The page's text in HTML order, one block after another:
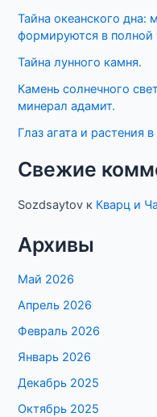
Тайна океанского дна:
формируются в полной
Тайна лунного камня.
Камень солнечного
минерал адамит.
Глаз агата и растения
Свежие
Sozdsaytov к Кварц и
Архивы
Май 2026
Апрель 2026
Февраль 2026
Январь 2026
Декабрь 2025
Октябрь 2025